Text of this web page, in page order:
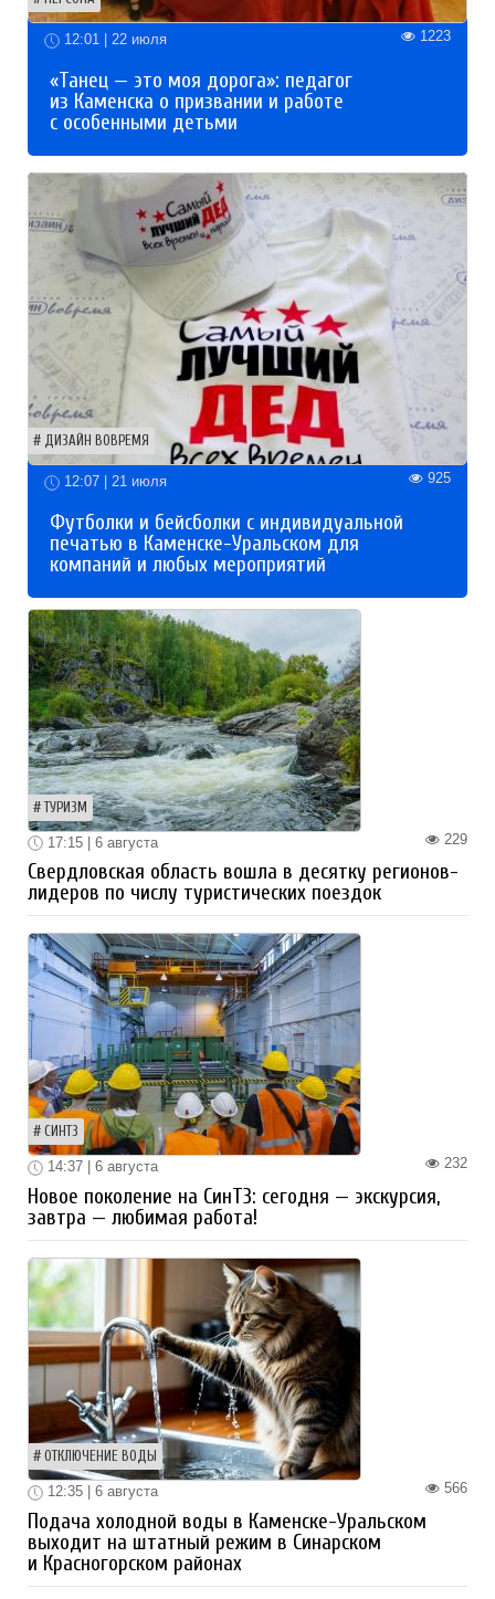
12:01 | 22 июля 1223
«Танец — это моя дорога»: педагог
из Каменска о призвании и работе
с особенными детьми
ДИЗАЙН ВОВРЕМЯ
12:07 | 21 июля 925
Футболки и бейсболки с индивидуальной
печатью в Каменске-Уральском для
компаний и любых мероприятий
ТУРИЗМ
229
17:15 | 6 августа
Свердловская область вошла в десятку регионов-
лидеров по числу туристических поездок
СИНТЗ
232
14:37 | 6 августа
Новое поколение на СинТЗ: сегодня — экскурсия,
завтра — любимая работа!
ОТКЛЮЧЕНИЕ ВОДЫ
566
12:35 | 6 августа
Подача холодной воды в Каменске-Уральском
выходит на штатный режим в Синарском
и Красногорском районах